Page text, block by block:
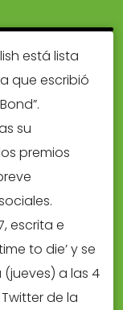
está lista
que escribió
su
premios
escrita e
to die’ y se
a las 4
de la